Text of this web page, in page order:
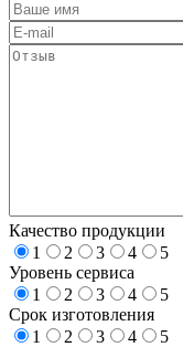
Качество продукции
1
2 3 4
5
Уровень сервиса
1
2 3 4
5
Срок изготовления
1
2 3 4
5